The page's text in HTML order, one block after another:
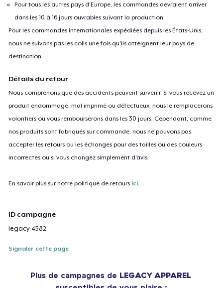
Pour tous les autres pays d'Europe, les commandes devraient arriver
dans les 10 à 16 jours ouvrables suivant la production.
Pour les commandes internationales expédiées depuis les États-Unis,
nous ne suivons pas les colis une fois qu'ils atteignent leur pays de
destination.
Détails du retour
Nous comprenons que des accidents peuvent survenir. Si vous recevez un
produit endommagé, mal imprimé ou défectueux, nous le remplacerons
volontiers ou vous rembourserons dans les 30 jours. Cependant, comme
nos produits sont fabriqués sur commande, nous ne pouvons pas
accepter les retours ou les échanges pour des tailles ou des couleurs
incorrectes ou si vous changez simplement d'avis.
En savoir plus sur notre politique de retours ici
ID campagne
legacy-4582
Signaler cette page
Plus de campagnes de LEGACY APPAREL